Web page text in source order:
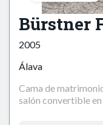
Bürstner
2005
Álava
Cama de
salón convertible